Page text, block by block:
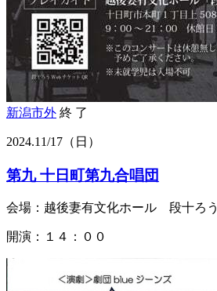
新潟市外 終 了
2024.11/17 （日）
第九 十日町第九合唱団
会場：越後妻有文化ホール 段十ろう
開演：１４：００